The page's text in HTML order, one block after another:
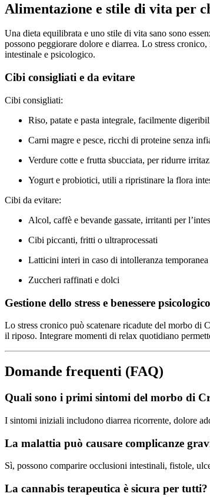
Alimentazione e stile di vita per
Una dieta equilibrata e uno stile di vita sano sono
possono peggiorare dolore e diarrea. Lo stress
intestinale e psicologico.
Cibi consigliati e da evitare
Cibi consigliati:
Riso, patate e pasta integrale, facilmente
Carni magre e pesce, ricchi di proteine senza
Verdure cotte e frutta sbucciata, per ridurre
Yogurt e probiotici, utili a ripristinare la flora
Cibi da evitare:
Alcol, caffè e bevande gassate, irritanti per
Cibi piccanti, fritti o ultraprocessati
Latticini interi in caso di intolleranza temporanea
Zuccheri raffinati e dolci
Gestione dello stress e benessere psicologico
Lo stress cronico può scatenare ricadute del morbo di
il riposo. Integrare momenti di relax quotidiano
Domande frequenti (FAQ)
Quali sono i primi sintomi del morbo di
I sintomi iniziali includono diarrea ricorrente, dolore
La malattia può causare complicanze
Sì, possono comparire occlusioni intestinali, fistole,
La cannabis terapeutica è sicura per tutti?